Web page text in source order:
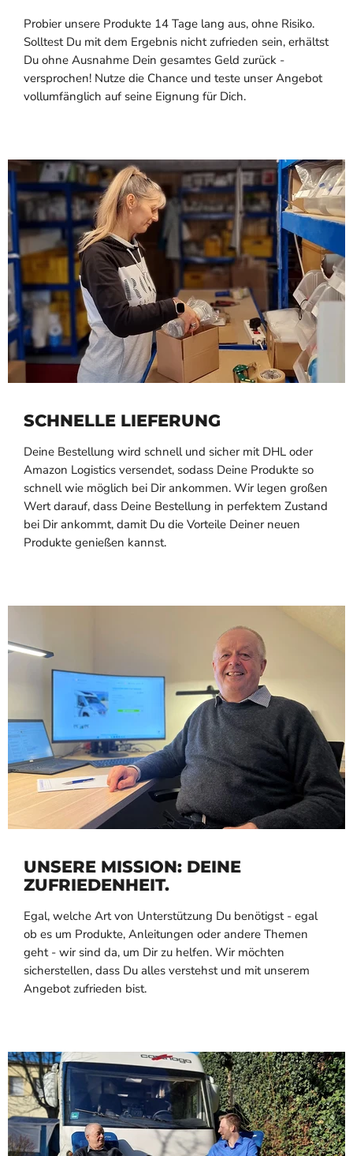
Probier unsere Produkte 14 Tage lang aus, ohne Risiko.
Solltest Du mit dem Ergebnis nicht zufrieden sein, erhältst
Du ohne Ausnahme Dein gesamtes Geld zurück -
versprochen! Nutze die Chance und teste unser Angebot
vollumfänglich auf seine Eignung für Dich.
SCHNELLE LIEFERUNG
Deine Bestellung wird schnell und sicher mit DHL oder
Amazon Logistics versendet, sodass Deine Produkte so
schnell wie möglich bei Dir ankommen. Wir legen großen
Wert darauf, dass Deine Bestellung in perfektem Zustand
bei Dir ankommt, damit Du die Vorteile Deiner neuen
Produkte genießen kannst.
UNSERE MISSION: DEINE
ZUFRIEDENHEIT.
Egal, welche Art von Unterstützung Du benötigst - egal
ob es um Produkte, Anleitungen oder andere Themen
geht - wir sind da, um Dir zu helfen. Wir möchten
sicherstellen, dass Du alles verstehst und mit unserem
Angebot zufrieden bist.